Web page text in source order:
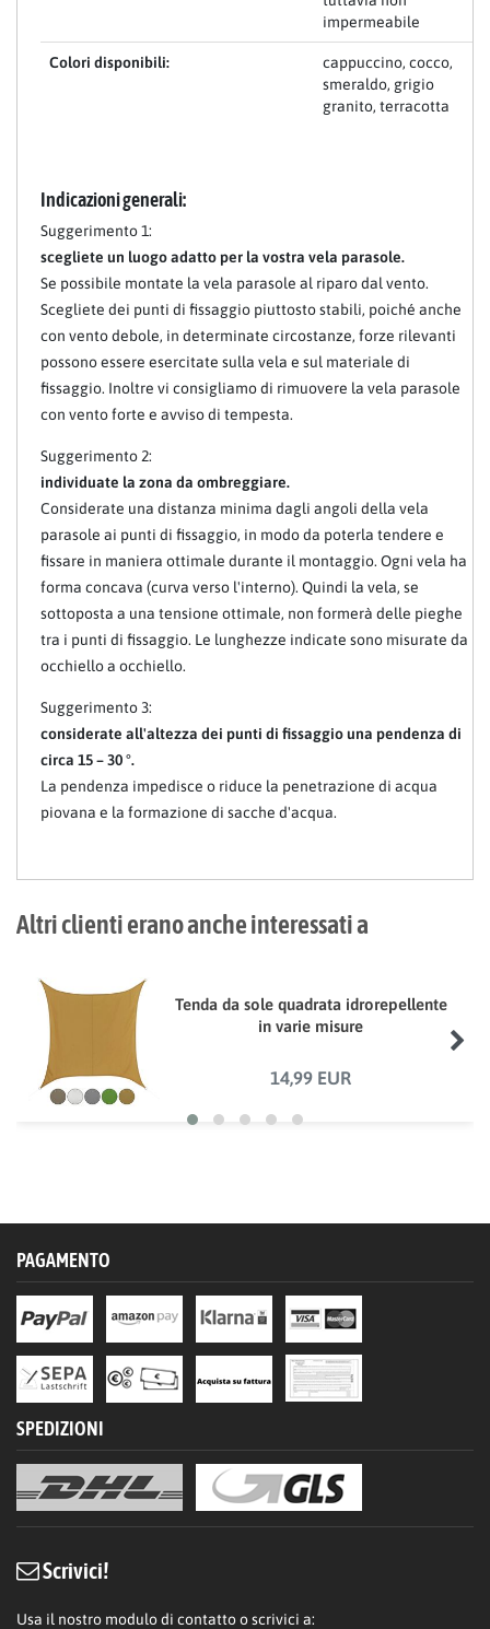
impermeabile
Colori disponibili:
cappuccino, cocco,
smeraldo, grigio
granito, terracotta
Indicazioni generali:
Suggerimento 1:
scegliete un luogo adatto per la vostra vela parasole.
Se possibile montate la vela parasole al riparo dal vento.
Scegliete dei punti di fissaggio piuttosto stabili, poiché anche
con vento debole, in determinate circostanze, forze rilevanti
possono essere esercitate sulla vela e sul materiale di
fissaggio. Inoltre vi consigliamo di rimuovere la vela parasole
con vento forte e avviso di tempesta.
Suggerimento 2:
individuate la zona da ombreggiare.
Considerate una distanza minima dagli angoli della vela
parasole ai punti di fissaggio, in modo da poterla tendere e
fissare in maniera ottimale durante il montaggio. Ogni vela ha
forma concava (curva verso l'interno). Quindi la vela, se
sottoposta a una tensione ottimale, non formerà delle pieghe
tra i punti di fissaggio. Le lunghezze indicate sono misurate da
occhiello a occhiello.
Suggerimento 3:
considerate all'altezza dei punti di fissaggio una pendenza di
circa 15 – 30 °.
La pendenza impedisce o riduce la penetrazione di acqua
piovana e la formazione di sacche d'acqua.
Altri clienti erano anche interessati a
Tenda da sole quadrata idrorepellente
in varie misure
14,99 EUR
PAGAMENTO
SPEDIZIONI
Scrivici!
Usa il nostro modulo di contatto o scrivici a: